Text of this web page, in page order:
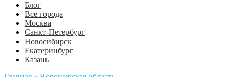
Блог
Все города
Москва
Санкт-Петербург
Новосибирск
Екатеринбург
Казань